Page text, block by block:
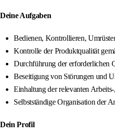
Deine Aufgaben
Bedienen, Kontrollieren,
Kontrolle der Produktqualität
Durchführung der erforderlichen
Beseitigung von Störungen und
Einhaltung der relevanten
Selbstständige Organisation der
Dein Profil